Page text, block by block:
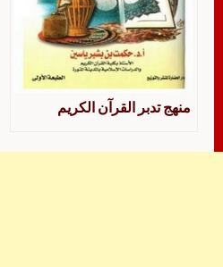
منهج تدبر القرآن الكريم